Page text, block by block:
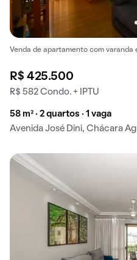
Venda de apartamento com varanda
R$ 425.500
R$ 582 Condo. + IPTU
58 m² · 2 quartos · 1 vaga
Avenida José Dini, Chácara